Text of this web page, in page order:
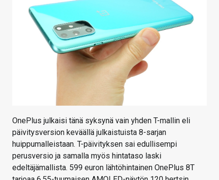
OnePlus julkaisi tänä syksynä vain yhden T-mallin eli
päivitysversion keväällä julkaistuista 8-sarjan
huippumalleistaan. T-päivityksen sai edullisempi
perusversio ja samalla myös hintataso laski
edeltäjämallista. 599 euron lähtöhintainen OnePlus 8T